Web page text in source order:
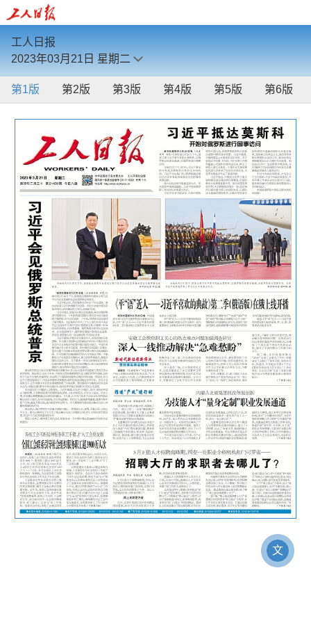
工人日报
2023年03月21日 星期二
第1版 第2版 第3版 第4版 第5版 第6版